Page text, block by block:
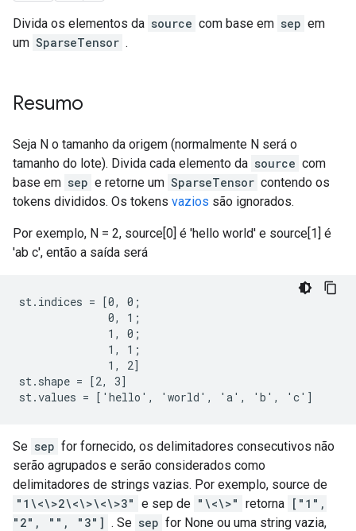
Divida os elementos da source com base em sep em
um SparseTensor .
Resumo
Seja N o tamanho da origem (normalmente N será o
tamanho do lote). Divida cada elemento da source com
base em sep e retorne um SparseTensor contendo os
tokens divididos. Os tokens vazios são ignorados.
Por exemplo, N = 2, source[0] é 'hello world' e source[1] é
'ab c', então a saída será
st.indices = [0, 0;
              0, 1;
              1, 0;
              1, 1;
              1, 2]
st.shape = [2, 3]
st.values = ['hello', 'world', 'a', 'b', 'c']
Se sep for fornecido, os delimitadores consecutivos não
serão agrupados e serão considerados como
delimitadores de strings vazias. Por exemplo, source de
"1\<\>2\<\>\<\>3" e sep de "\<\>" retorna ["1",
"2", "", "3"] . Se sep for None ou uma string vazia,